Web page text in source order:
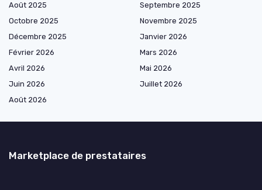
Août 2025
Septembre 2025
Octobre 2025
Novembre 2025
Décembre 2025
Janvier 2026
Février 2026
Mars 2026
Avril 2026
Mai 2026
Juin 2026
Juillet 2026
Août 2026
Marketplace de prestataires